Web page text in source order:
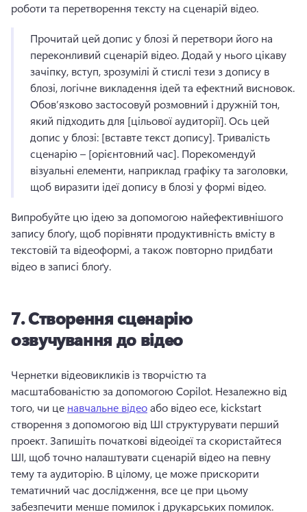
роботи та перетворення тексту на сценарій відео.
Прочитай цей допис у блозі й перетвори його на
переконливий сценарій відео. Додай у нього цікаву
зачіпку, вступ, зрозумілі й стислі тези з допису в
Обов’язково застосовуй розмовний і дружній тон,
який підходить для [цільової аудиторії]. Ось цей
допис у блозі: [вставте текст допису]. Тривалість
сценарію – [орієнтовний час]. Порекомендуй
візуальні елементи, наприклад графіку та заголовки,
щоб виразити ідеї допису в блозі у формі відео.
Випробуйте цю ідею за допомогою найефективнішого
запису блоґу, щоб порівняти продуктивність вмісту в
текстовій та відеоформі, а також повторно придбати
відео в записі блоґу.
7.Створення сценарію
озвучування до відео
Чернетки відеовикликів із творчістю та
масштабованістю за допомогою Copilot. Незалежно від
того, чи це навчальне відео або відео есе, kickstart
створення з допомогою від ШІ структурувати перший
проект. Запишіть початкові відеоідеї та скористайтеся
ШІ, щоб точно налаштувати сценарій відео на певну
тему та аудиторію. В цілому, це може прискорити
тематичний час дослідження, все це при цьому
забезпечити менше помилок і друкарських помилок.